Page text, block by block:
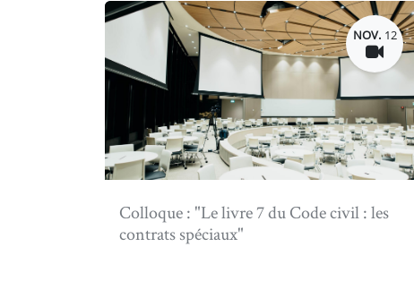
NOV. 12
Colloque : "Le livre 7 du Code civil : les
contrats spéciaux"